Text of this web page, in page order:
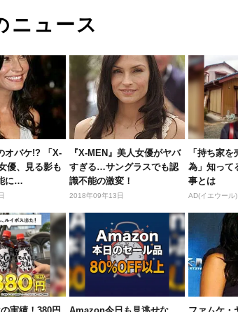
ニュース
オバケ!? 「X-
優、見る影も
に…
『X-MEN』美人女優がヤバ
すぎる…サングラスでも認
識不能の激変！
2018年09年13日
「持ち家
為」知って
事とは
AD(イエウール)